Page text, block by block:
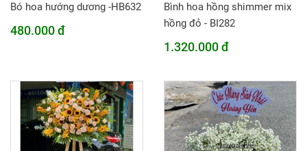
Bó hoa hướng dương -HB632
480.000 đ
Bình hoa hồng shimmer mix
hồng đỏ - BI282
1.320.000 đ